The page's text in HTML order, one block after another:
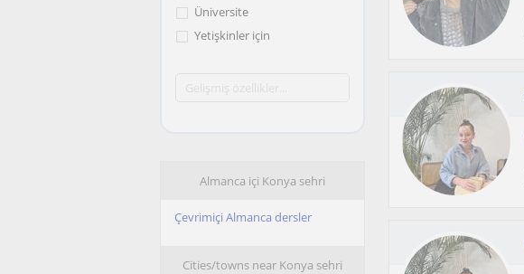
Üniversite
Yetişkinler için
Almanca içi Konya sehri
Çevrimiçi Almanca dersler
Cities/towns near Konya sehri